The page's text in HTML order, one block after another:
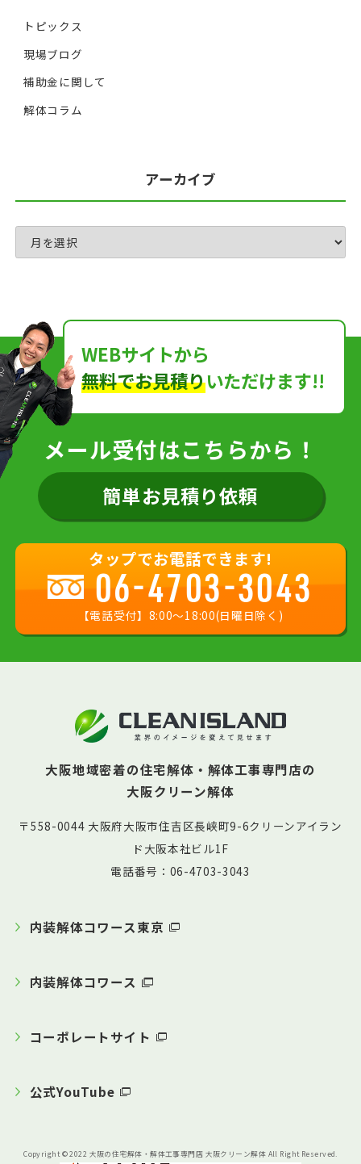
トピックス
現場ブログ
補助金に関して
解体コラム
アーカイブ
WEBサイトから
無料でお見積りいただけます!!
メール受付はこちらから！
簡単お見積り依頼
タップでお電話できます!
06-4703-3043
【電話受付】8:00〜18:00(日曜日除く)
大阪地域密着の住宅解体・解体工事専門店の
大阪クリーン解体
〒558-0044 大阪府大阪市住吉区長峡町9-6クリーンアイラン
ド大阪本社ビル1F
電話番号：06-4703-3043
内装解体コワース東京
内装解体コワース
コーポレートサイト
公式YouTube
Copyright © 2022 大阪の住宅解体・解体工事専門店 大阪クリーン解体 All Right Reserved.